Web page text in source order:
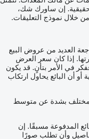
إن ساورك شك،
خلال نموذج التعليقات.
العديد من عروض البيع
إذا كان سعر العرض
في الأمر بتأنٍ. قد يكون
أن البائع يحاول ارتكاب
مختلف بشدة عن متوسط
المدفوعة مسبقًا. إن
وأن تطلب صورًا